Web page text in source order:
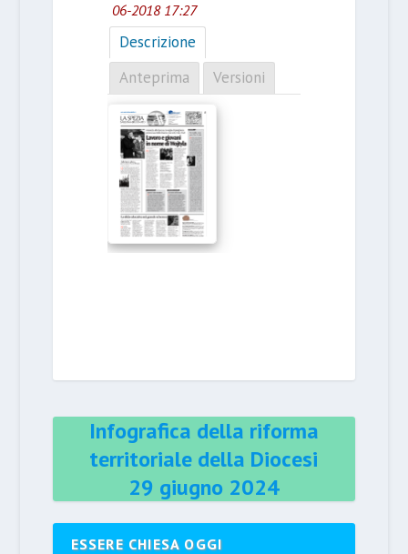
06-2018 17:27
Descrizione
Anteprima
Versioni
Infografica della riforma
territoriale della Diocesi
29 giugno 2024
ESSERE CHIESA OGGI